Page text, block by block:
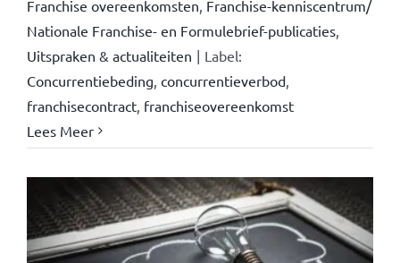
Franchise overeenkomsten Franchise-kenniscentrum/
Nationale Franchise- en Formulebrief-publicaties,
Uitspraken & actualiteiten | Label:
Concurrentiebeding concurrentieverbod,
franchisecontract, franchiseovereenkomst
Lees Meer